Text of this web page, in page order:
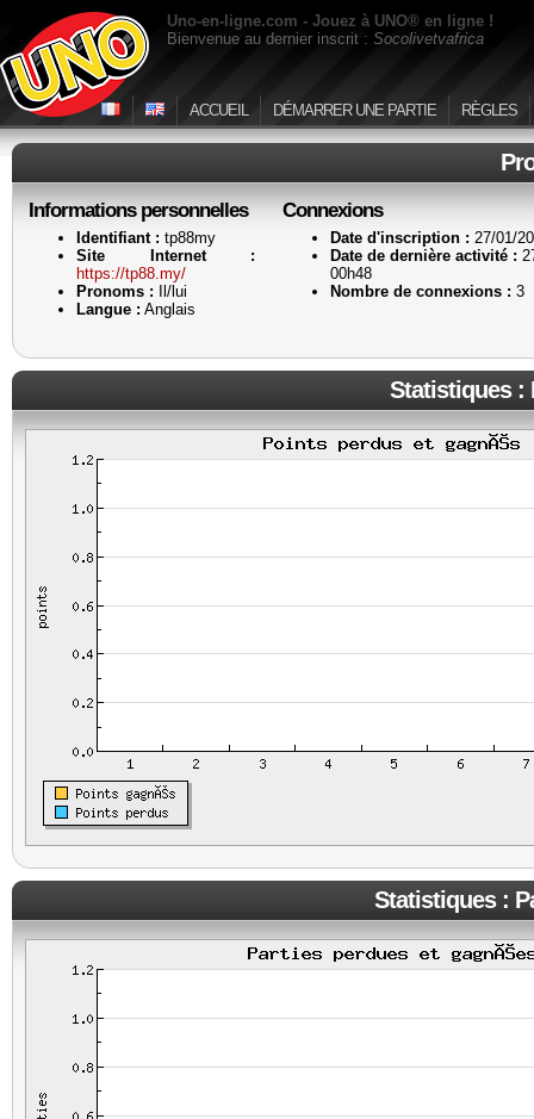
Uno-en-ligne.com - Jouez à UNO® en ligne !
Bienvenue au dernier inscrit : Socolivetvafrica
ACCUEIL DÉMARRER UNE PARTIE RÈGLES
Informations personnelles
Identifiant : tp88my
Site Internet :
https://tp88.my/
Pronoms : Il/lui
Langue : Anglais
Connexions
Date d'inscription : 27/01/
Date de dernière activité :
00h48
Nombre de connexions : 3
Statistiques :
Statistiques :